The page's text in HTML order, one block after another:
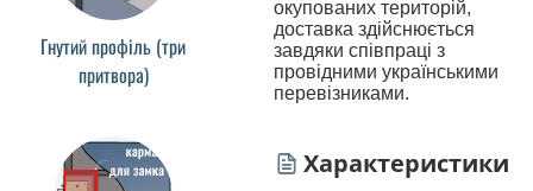
Гнутий профіль (три
притвора)
окупованих територій,
доставка здійснюється
завдяки співпраці з
провідними українськими
перевізниками.
Характеристики